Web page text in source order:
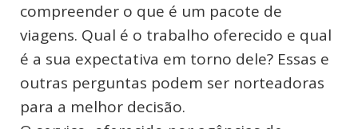
compreender o que é um pacote de
viagens. Qual é o trabalho oferecido e qual
é a sua expectativa em torno dele? Essas e
outras perguntas podem ser norteadoras
para a melhor decisão.